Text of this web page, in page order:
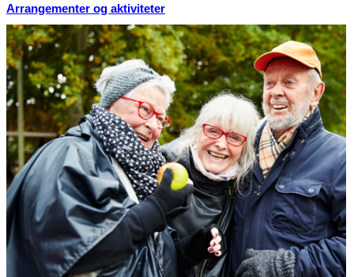
Arrangementer og aktiviteter